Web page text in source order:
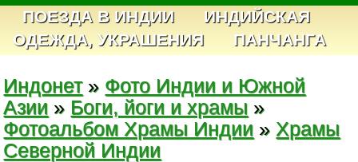
ПОЕЗДА В ИНДИИ
ИНДИЙСКАЯ
ОДЕЖДА, УКРАШЕНИЯ
ПАНЧАНГА
Индонет» Фото Индии и Южной
Азии » Боги, йоги и храмы »
Фотоальбом Храмы Индии » Храмы
Северной Индии